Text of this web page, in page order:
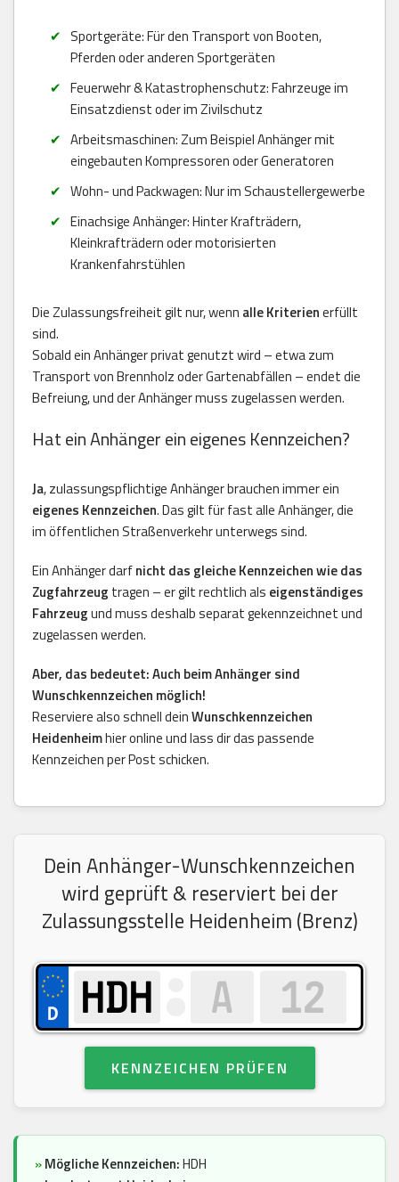
Sportgeräte: Für den Transport von Booten,
Pferden oder anderen Sportgeräten
Feuerwehr & Katastrophenschutz: Fahrzeuge im
Einsatzdienst oder im Zivilschutz
Arbeitsmaschinen: Zum Beispiel Anhänger mit
eingebauten Kompressoren oder Generatoren
Wohn- und Packwagen: Nur im Schaustellergewerbe
Einachsige Anhänger: Hinter Krafträdern,
Kleinkrafträdern oder motorisierten
Krankenfahrstühlen
Die Zulassungsfreiheit gilt nur, wenn alle Kriterienerfüllt
sind.
Sobald ein Anhänger privat genutzt wird – etwa zum
Transport von Brennholz oder Gartenabfällen – endet die
Befreiung, und der Anhänger muss zugelassen werden.
Hat ein Anhänger ein eigenes Kennzeichen?
Ja, zulassungspflichtige Anhänger brauchen immer ein
eigenes Kennzeichen. Das gilt für fast alle Anhänger, die
im öffentlichen Straßenverkehr unterwegs sind.
Ein Anhänger darfnicht das gleiche Kennzeichen wie das
Zugfahrzeug tragen – er gilt rechtlich als eigenständiges
Fahrzeugund muss deshalb separat gekennzeichnet und
zugelassen werden.
Aber, das bedeutet: Auch beim Anhänger sind
Wunschkennzeichen möglich!
Reserviere also schnell deinWunschkennzeichen
Heidenheimhier online und lass dir das passende
Kennzeichen per Post schicken.
Dein Anhänger-Wunschkennzeichen
wird geprüft & reserviert bei der
Zulassungsstelle Heidenheim (Brenz)
KENNZEICHEN PRÜFEN
»Mögliche Kennzeichen:HDH